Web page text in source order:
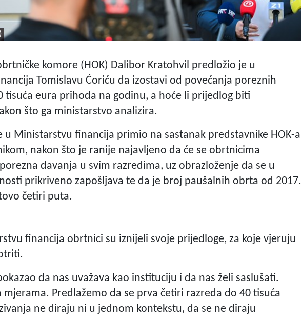
komore (HOK) Dalibor Kratohvil predložio je u
Tomislavu Ćoriću da izostavi od povećanja poreznih
tisuća eura prihoda na godinu, a hoće li prijedlog biti
što ga ministarstvo analizira.
u Ministarstvu financija primio na sastanak predstavnike HOK-a
nakon što je ranije najavljeno da će se obrtnicima
davanja u svim razredima, uz obrazloženje da se u
prikriveno zapošljava te da je broj paušalnih obrta od 2017.
četiri puta.
financija obrtnici su iznijeli svoje prijedloge, za koje vjeruju
da nas uvažava kao instituciju i da nas želi saslušati.
Predlažemo da se prva četiri razreda do 40 tisuća
ne diraju ni u jednom kontekstu, da se ne diraju